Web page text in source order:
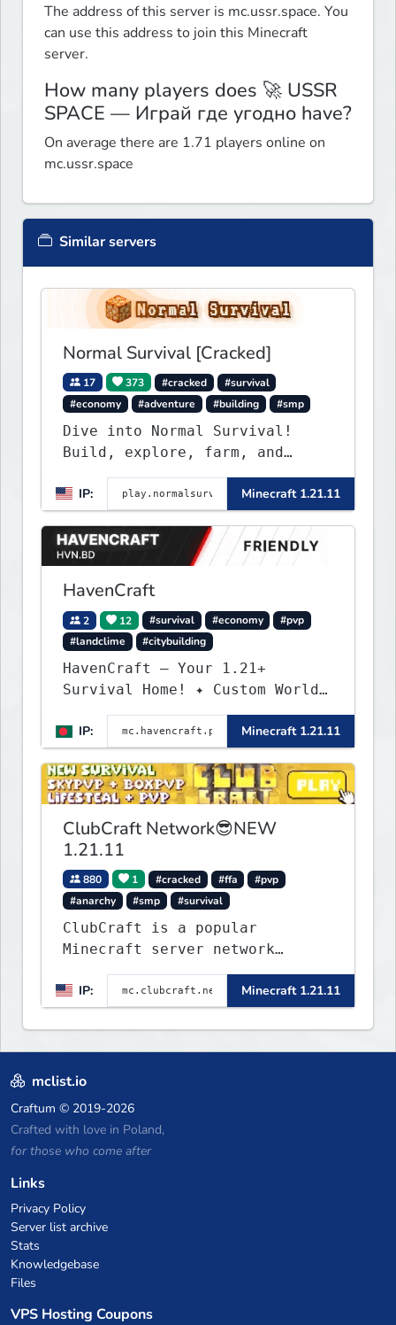
The address of this server is mc.ussr.space. You
can use this address to join this Minecraft
server.
How many players does 🚀 USSR
SPACE — Играй где угодно have?
On average there are 1.71 players online on
mc.ussr.space
Similar servers
Normal Survival [Cracked]
17 373 #cracked
#survival
#economy
#adventure #building #smp
Dive into Normal Survival!
Build, explore, farm, and
create with a friendly
community. Enjoy weekly
updates, new features, and
endless adventures!
IP: Minecraft 1.21.11
HavenCraft
2 12 #survival #economy
#pvp
#landclime
#citybuilding
HavenCraft — Your 1.21+
Survival Home! ✦ Custom World
— Unique terrain generation ✦
Player Economy — Trade & build
wealth ✦ Land Claims — Protect
what you build ✦ Weekly Events
— Always something fun ✦ Zero
P2W — Fair play for everyone
IP: Minecraft 1.21.11
ClubCraft Network😎NEW
1.21.11
880 1 #cracked #ffa
#pvp
#anarchy
#smp #survival
ClubCraft is a popular
Minecraft server network
modes, including Survival,
Lifesteal, FFA BoxPVP,
SkyBlock, KitPVP and many
more.
IP: Minecraft 1.21.11
mclist.io
Craftum © 2019-2026
Crafted with love in Poland,
for those who come after
Links
Privacy Policy
Server list archive
Stats
Knowledgebase
Files
VPS Hosting Coupons